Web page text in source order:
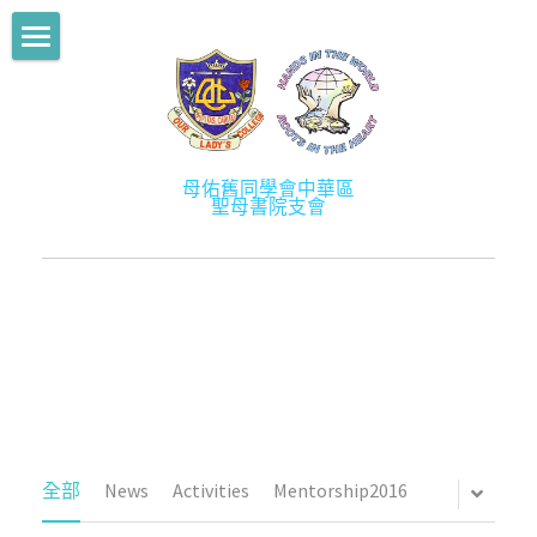
母佑舊同學會中華區
聖母書院支會
關於舊生會
會員
會訊
全部 News Activities Mentorship2016
部落格分類
所有博客分類
Mentorship2017